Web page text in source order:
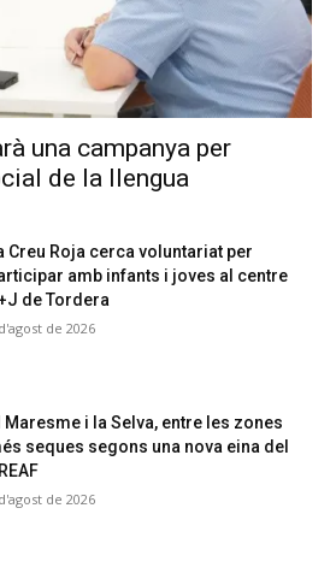
una campanya per
de la llengua
Creu Roja cerca voluntariat per
amb infants i joves al centre
de Tordera
de 2026
Maresme i la Selva, entre les zones
seques segons una nova eina del
de 2026